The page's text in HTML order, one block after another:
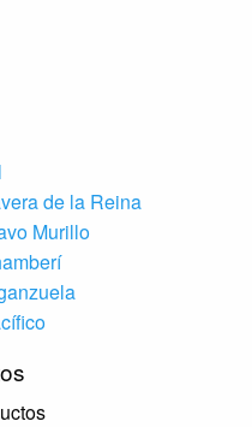
de la Reina
Murillo